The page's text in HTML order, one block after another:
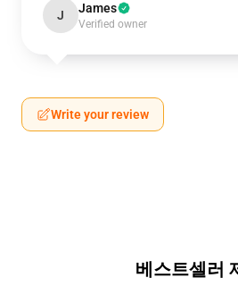
J James
Verified owner
Write your review
베스트셀러